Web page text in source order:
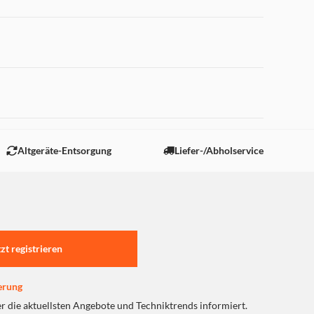
Altgeräte-Entsorgung Liefer-/Abholservice
registrieren
die aktuellsten Angebote und Techniktrends informiert.